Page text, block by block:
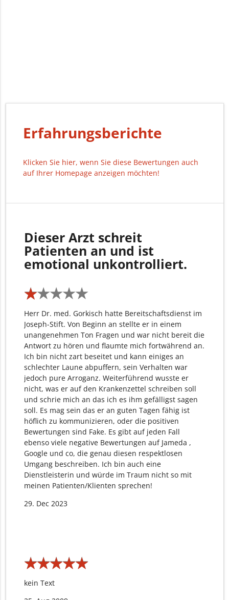
Erfahrungsberichte
Klicken Sie hier, wenn Sie diese Bewertungen auch
auf Ihrer Homepage anzeigen möchten!
Dieser Arzt schreit
Patienten an und ist
emotional unkontrolliert.
★★★★★
★★★★★
Herr Dr. med. Gorkisch hatte Bereitschaftsdienst im
Joseph-Stift. Von Beginn an stellte er in einem
unangenehmen Ton Fragen und war nicht bereit die
Antwort zu hören und flaumte mich fortwährend an.
Ich bin nicht zart beseitet und kann einiges an
schlechter Laune abpuffern, sein Verhalten war
jedoch pure Arroganz. Weiterführend wusste er
nicht, was er auf den Krankenzettel schreiben soll
und schrie mich an das ich es ihm gefälligst sagen
soll. Es mag sein das er an guten Tagen fähig ist
höflich zu kommunizieren, oder die positiven
Bewertungen sind Fake. Es gibt auf jeden Fall
ebenso viele negative Bewertungen auf Jameda ,
Google und co, die genau diesen respektlosen
Umgang beschreiben. Ich bin auch eine
Dienstleisterin und würde im Traum nicht so mit
meinen Patienten/Klienten sprechen!
29. Dec 2023
★★★★★
★★★★★
kein Text